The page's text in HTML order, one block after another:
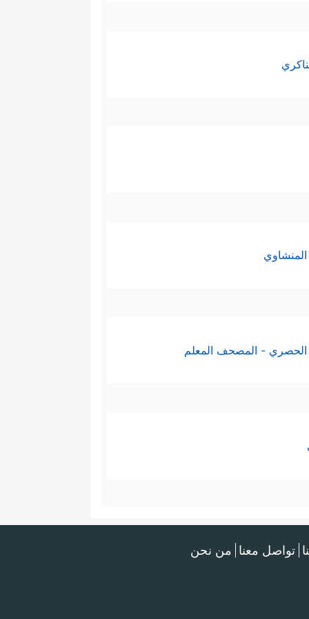
الحصري - المصحف المعلم
تواصل معنا من نحن